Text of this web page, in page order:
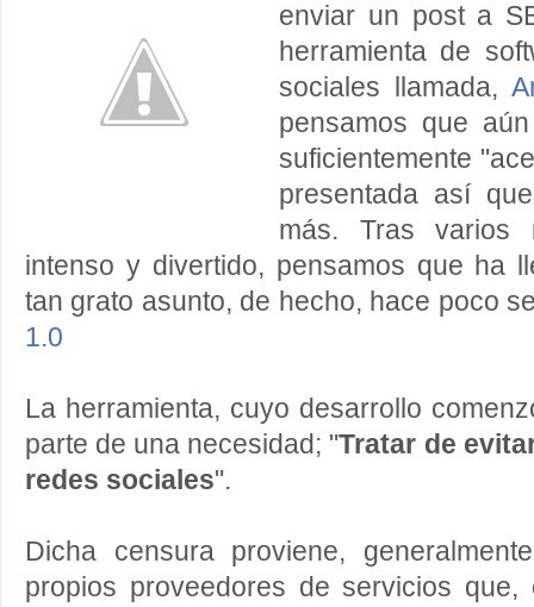
enviar un post a
herramienta de
sociales llamada,
pensamos que
suficientemente
presentada así
más. Tras varios
intenso y divertido, pensamos que ha
tan grato asunto, de hecho, hace poco
1.0
La herramienta, cuyo desarrollo
parte de una necesidad; "Tratar de
redes sociales".
Dicha censura proviene,
propios proveedores de servicios